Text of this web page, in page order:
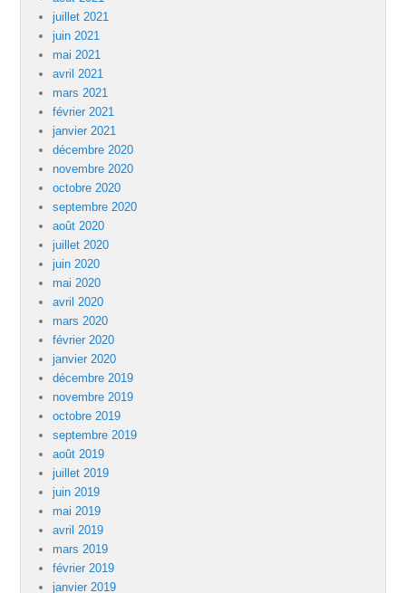
juillet 2021
juin 2021
mai 2021
avril 2021
mars 2021
février 2021
janvier 2021
décembre 2020
novembre 2020
octobre 2020
septembre 2020
août 2020
juillet 2020
juin 2020
mai 2020
avril 2020
mars 2020
février 2020
janvier 2020
décembre 2019
novembre 2019
octobre 2019
septembre 2019
août 2019
juillet 2019
juin 2019
mai 2019
avril 2019
mars 2019
février 2019
janvier 2019